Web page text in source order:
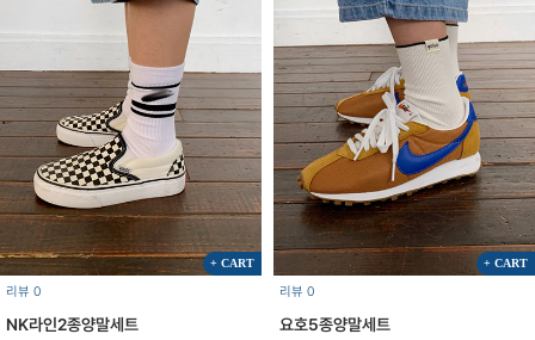
+ CART
리뷰 0
NK라인2종양말세트
+ CART
리뷰 0
요호5종양말세트